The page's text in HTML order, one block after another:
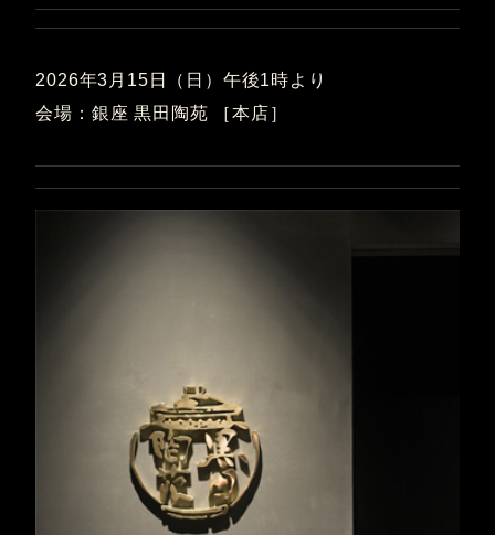
2026年3月15日（日）午後1時より
会場：銀座 黒田陶苑 ［本店］